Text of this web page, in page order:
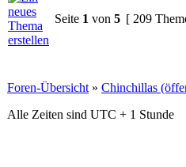
Seite 1 von 5 [ 209
Foren-Übersicht » Chinchillas
Alle Zeiten sind UTC + 1 Stunde